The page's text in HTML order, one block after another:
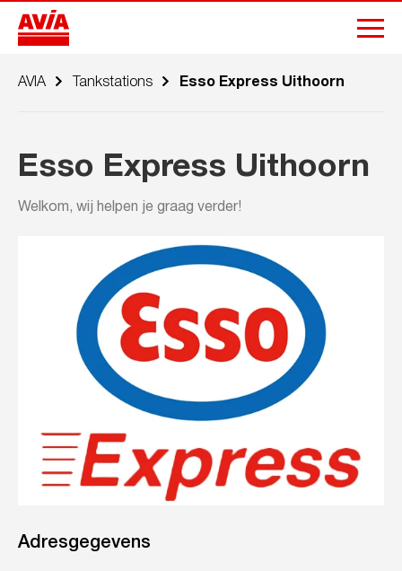
AVIA Tankstations Esso Express Uithoorn
Esso Express Uithoorn
Welkom, wij helpen je graag verder!
Adresgegevens